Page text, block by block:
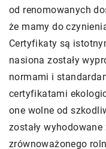
od renomowanych
że mamy do
Certyfikaty są
nasiona zostały
normami i
certyfikatami
one wolne od
zostały
zrównoważonego